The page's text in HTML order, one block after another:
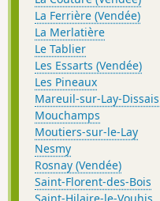
La Ferrière (Vendée)
La Merlatière
Le Tablier
Les Essarts (Vendée)
Les Pineaux
Mareuil-sur-Lay-Dissais
Mouchamps
Moutiers-sur-le-Lay
Nesmy
Rosnay (Vendée)
Saint-Florent-des-Bois